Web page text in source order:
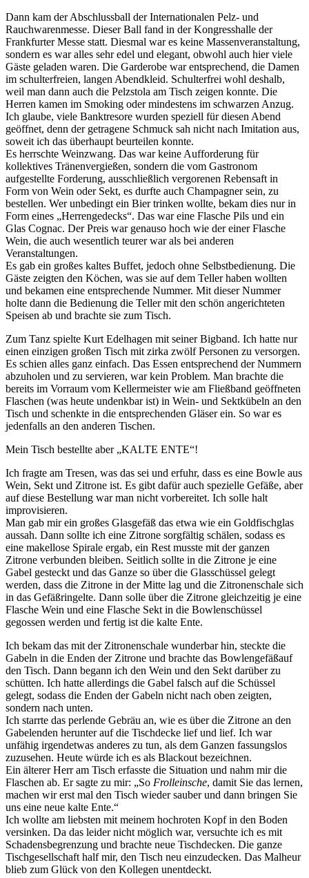
Dann kam der Abschlussball der Internationalen Pelz- und
Rauchwarenmesse. Dieser Ball fand in der Kongresshalle der
Frankfurter Messe statt. Diesmal war es keine Massenveranstaltung,
sondern es war alles sehr edel und elegant, obwohl auch hier viele
Gäste geladen waren. Die Garderobe war entsprechend, die Damen
im schulterfreien, langen Abendkleid. Schulterfrei wohl deshalb,
weil man dann auch die Pelzstola am Tisch zeigen konnte. Die
Herren kamen im Smoking oder mindestens im schwarzen Anzug.
Ich glaube, viele Banktresore wurden speziell für diesen Abend
geöffnet, denn der getragene Schmuck sah nicht nach Imitation aus,
soweit ich das überhaupt beurteilen konnte.
Es herrschte Weinzwang. Das war keine Aufforderung für
kollektives Tränenvergießen, sondern die vom Gastronom
aufgestellte Forderung, ausschließlich vergorenen Rebensaft in
Form von Wein oder Sekt, es durfte auch Champagner sein, zu
bestellen. Wer unbedingt ein Bier trinken wollte, bekam dies nur in
Form eines
Herrengedecks . Das war eine Flasche Pils und ein
Glas Cognac. Der Preis war genauso hoch wie der einer Flasche
Wein, die auch wesentlich teurer war als bei anderen
Veranstaltungen.
Es gab ein großes kaltes Buffet, jedoch ohne Selbstbedienung. Die
Gäste zeigten den Köchen, was sie auf dem Teller haben wollten
und bekamen eine entsprechende Nummer. Mit dieser Nummer
holte dann die Bedienung die Teller mit den schön angerichteten
Speisen ab und brachte sie zum Tisch.
Zum Tanz spielte Kurt Edelhagen mit seiner Bigband. Ich hatte nur
einen einzigen großen Tisch mit zirka zwölf Personen zu versorgen.
Es schien alles ganz einfach. Das Essen entsprechend der Nummern
abzuholen und zu servieren, war kein Problem. Man brachte die
bereits im Vorraum vom Kellermeister wie am Fließband geöffneten
Flaschen (was heute undenkbar ist) in Wein- und Sektkübeln an den
Tisch und schenkte in die entsprechenden Gläser ein. So war es
jedenfalls an den anderen Tischen.
Mein Tisch bestellte aber KALTE ENTE !
Ich fragte am Tresen, was das sei und erfuhr, dass es eine Bowle aus
Wein, Sekt und Zitrone ist. Es gibt dafür auch spezielle Gefäße, aber
auf diese Bestellung war man nicht vorbereitet. Ich solle halt
improvisieren.
Man gab mir ein großes Glasgefäß das etwa wie ein Goldfischglas
aussah. Dann sollte ich eine Zitrone sorgfältig schälen, sodass es
eine makellose Spirale ergab, ein Rest musste mit der ganzen
Zitrone verbunden bleiben. Seitlich sollte in die Zitrone je eine
Gabel gesteckt und das Ganze so über die Glasschüssel gelegt
werden, dass die Zitrone in der Mitte lag und die Zitronenschale sich
in das Gefäßringelte. Dann solle über die Zitrone gleichzeitig je eine
Flasche Wein und eine Flasche Sekt in die Bowlenschüssel
gegossen werden und fertig ist die kalte Ente.
Ich bekam das mit der Zitronenschale wunderbar hin, steckte die
Gabeln in die Enden der Zitrone und brachte das Bowlengefäßauf
den Tisch. Dann begann ich den Wein und den Sekt darüber zu
schütten. Ich hatte allerdings die Gabel falsch auf die Schüssel
gelegt, sodass die Enden der Gabeln nicht nach oben zeigten,
sondern nach unten.
Ich starrte das perlende Gebräu an, wie es über die Zitrone an den
Gabelenden herunter auf die Tischdecke lief und lief. Ich war
unfähig irgendetwas anderes zu tun, als dem Ganzen fassungslos
zuzusehen. Heute würde ich es als Blackout bezeichnen.
Ein älterer Herr am Tisch erfasste die Situation und nahm mir die
Flaschen ab. Er sagte zu mir:
So Frolleinsche, damit Sie das lernen,
machen wir erst mal den Tisch wieder sauber und dann bringen Sie
uns eine neue kalte Ente.
Ich wollte am liebsten mit meinem hochroten Kopf in den Boden
versinken. Da das leider nicht möglich war, versuchte ich es mit
Schadensbegrenzung und brachte neue Tischdecken. Die ganze
Tischgesellschaft half mir, den Tisch neu einzudecken. Das Malheur
blieb zum Glück von den Kollegen unentdeckt.